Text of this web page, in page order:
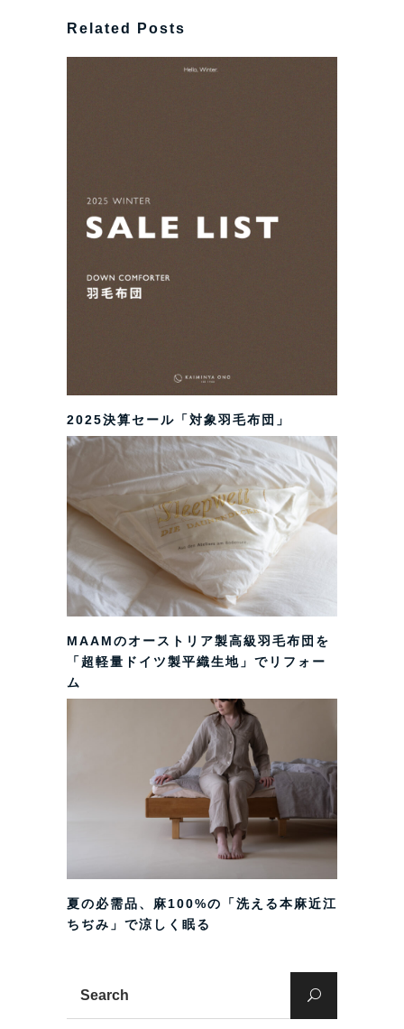
Related Posts
2025決算セール「対象羽毛布団」
MAAMのオーストリア製高級羽毛布団を
「超軽量ドイツ製平織生地」でリフォー
ム
夏の必需品、麻100%の「洗える本麻近江
ちぢみ」で涼しく眠る